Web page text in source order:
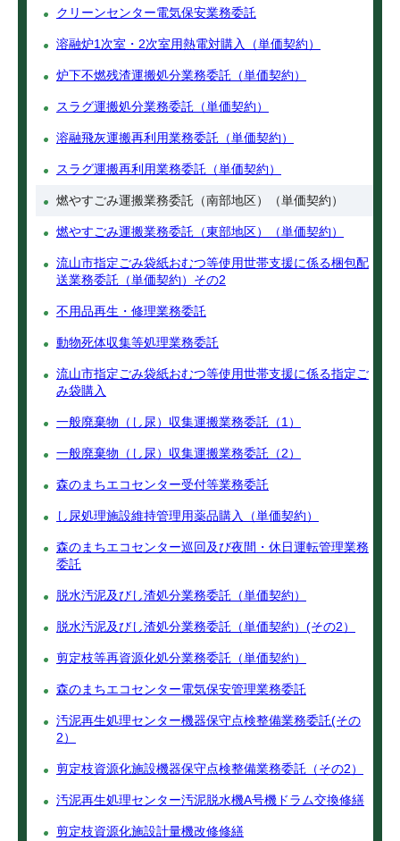
クリーンセンター電気保安業務委託
溶融炉1次室・2次室用熱電対購入（単価契約）
炉下不燃残渣運搬処分業務委託（単価契約）
スラグ運搬処分業務委託（単価契約）
溶融飛灰運搬再利用業務委託（単価契約）
スラグ運搬再利用業務委託（単価契約）
燃やすごみ運搬業務委託（南部地区）（単価契約）
燃やすごみ運搬業務委託（東部地区）（単価契約）
流山市指定ごみ袋紙おむつ等使用世帯支援に係る梱包配
送業務委託（単価契約）その2
不用品再生・修理業務委託
動物死体収集等処理業務委託
流山市指定ごみ袋紙おむつ等使用世帯支援に係る指定ご
み袋購入
一般廃棄物（し尿）収集運搬業務委託（1）
一般廃棄物（し尿）収集運搬業務委託（2）
森のまちエコセンター受付等業務委託
し尿処理施設維持管理用薬品購入（単価契約）
森のまちエコセンター巡回及び夜間・休日運転管理業務
委託
脱水汚泥及びし渣処分業務委託（単価契約）
脱水汚泥及びし渣処分業務委託（単価契約）(その2）
剪定枝等再資源化処分業務委託（単価契約）
森のまちエコセンター電気保安管理業務委託
汚泥再生処理センター機器保守点検整備業務委託(その
2）
剪定枝資源化施設機器保守点検整備業務委託（その2）
汚泥再生処理センター汚泥脱水機A号機ドラム交換修繕
剪定枝資源化施設計量機改修修繕